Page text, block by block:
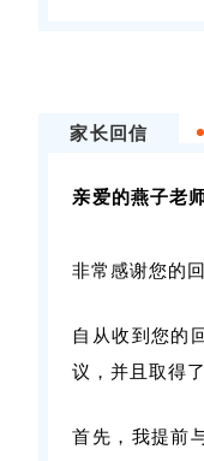
家长回信
亲爱的燕子老师
非常感谢您的
自从收到您的
议，并且取得
首先，我提前